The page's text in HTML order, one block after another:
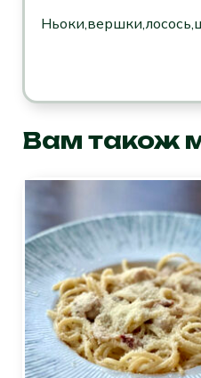
тобіко
Вам також